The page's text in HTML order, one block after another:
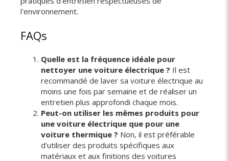
l'environnement.
FAQs
Quelle est la fréquence idéale pour
nettoyer une voiture électrique ? Il est
recommandé de laver sa voiture électrique au
moins une fois par semaine et de réaliser un
entretien plus approfondi chaque mois.
Peut-on utiliser les mêmes produits pour
une voiture électrique que pour une
voiture thermique ? Non, il est préférable
d'utiliser des produits spécifiques aux
matériaux et aux finitions des voitures